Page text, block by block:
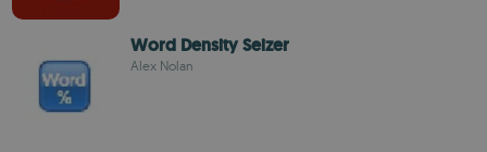
Word Density Seizer
Alex Nolan